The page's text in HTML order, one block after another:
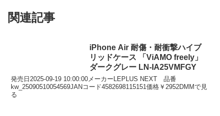
関連記事
iPhone Air 耐傷・耐衝撃ハイブ
リッドケース 「ViAMO freely」
ダークグレー LN-IA25VMFGY
発売日2025-09-19 10:00:00メーカーLEPLUS NEXT 品番
kw_25090510054569JANコード4582698115151価格￥2952DMMで見
る